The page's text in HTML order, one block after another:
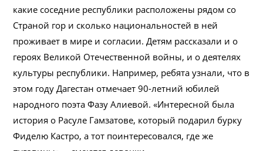
какие соседние республики расположены рядом со
Страной гор и сколько национальностей в ней
проживает в мире и согласии. Детям рассказали и о
героях Великой Отечественной войны, и о деятелях
культуры республики. Например, ребята узнали, что в
этом году Дагестан отмечает 90-летний юбилей
народного поэта Фазу Алиевой. «Интересной была
история о Расуле Гамзатове, который подарил бурку
Фиделю Кастро, а тот поинтересовался, где же